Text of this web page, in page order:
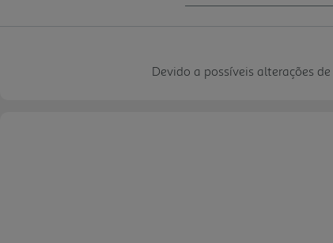
Devido a possíveis alterações